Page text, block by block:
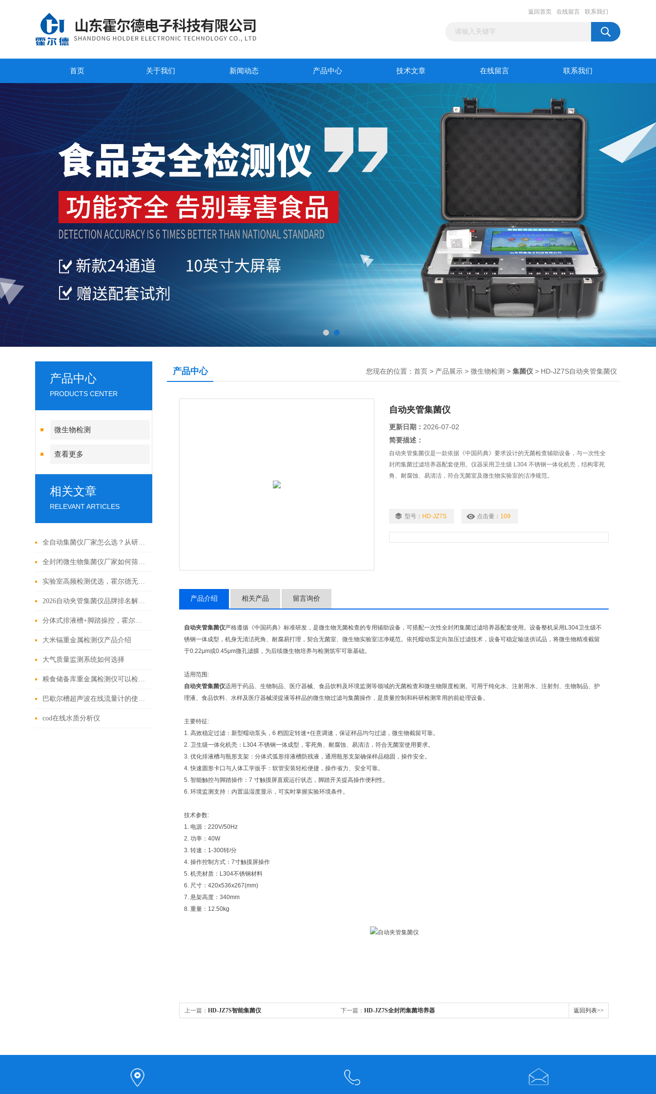
返回首页 在线留言 联系我们
首页 关于我们 新闻动态 产品中心 技术文章 在线留言 联系我们
产品中心
PRODUCTS CENTER
微生物检测
查看更多
相关文章
RELEVANT ARTICLES
全自动集菌仪厂家怎么选？从研发、性能、合规、售后详解霍尔德
全封闭微生物集菌仪厂家如何筛选？四大核心维度深度解析霍尔德优势
实验室高频检测优选，霍尔德无菌集菌仪洁净高效双优势测评
2026自动夹管集菌仪品牌排名解析：霍尔德四大核心竞争优势
分体式排液槽+脚踏操控，霍尔德智能集菌仪实操效率拉满
大米镉重金属检测仪产品介绍
大气质量监测系统如何选择
粮食储备库重金属检测仪可以检测什么
巴歇尔槽超声波在线流量计的使用步骤
cod在线水质分析仪
产品中心 您现在的位置： 首页 > 产品展示 > 微生物检测 > 集菌仪 > HD-JZ7S自动夹管集菌仪
自动夹管集菌仪
更新日期： 2026-07-02
简要描述：
自动夹管集菌仪是一款依据《中国药典》要求设计的无菌检查辅助设备，与一次性全
封闭集菌过滤培养器配套使用。仪器采用卫生级 L304 不锈钢一体化机壳，结构零死
角、耐腐蚀、易清洁，符合无菌室及微生物实验室的洁净规范。
型号： HD-JZ7S 点击量： 109
产品介绍 相关产品 留言询价
自动夹管集菌仪严格遵循《中国药典》标准研发，是微生物无菌检查的专用辅助设备，可搭配一次性全封闭集菌过滤培养器配套使用。设备整机采用L304卫生级不
锈钢一体成型，机身无清洁死角、耐腐易打理，契合无菌室、微生物实验室洁净规范。依托蠕动泵定向加压过滤技术，设备可稳定输送供试品，将微生物精准截留
于0.22μm或0.45μm微孔滤膜，为后续微生物培养与检测筑牢可靠基础。
适用范围:
自动夹管集菌仪适用于药品、生物制品、医疗器械、食品饮料及环境监测等领域的无菌检查和微生物限度检测。可用于纯化水、注射用水、注射剂、生物制品、护
理液、食品饮料、水样及医疗器械浸提液等样品的微生物过滤与集菌操作，是质量控制和科研检测常用的前处理设备。
主要特征:
1. 高效稳定过滤：新型蠕动泵头，6 档固定转速+任意调速，保证样品均匀过滤，微生物截留可靠。
2. 卫生级一体化机壳：L304 不锈钢一体成型，零死角、耐腐蚀、易清洁，符合无菌室使用要求。
3. 优化排液槽与瓶形支架：分体式弧形排液槽防残液，通用瓶形支架确保样品稳固，操作安全。
4. 快速圆形卡口与人体工学扳手：软管安装轻松便捷，操作省力、安全可靠。
5. 智能触控与脚踏操作：7 寸触摸屏直观运行状态，脚踏开关提高操作便利性。
6. 环境监测支持：内置温湿度显示，可实时掌握实验环境条件。
技术参数:
1. 电源：220V/50Hz
2. 功率：40W
3. 转速：1-300转/分
4. 操作控制方式：7寸触摸屏操作
5. 机壳材质：L304不锈钢材料
6. 尺寸：420x536x267(mm)
7. 悬架高度：340mm
8. 重量：12.50kg
上一篇： HD-JZ7S智能集菌仪 下一篇： HD-JZ7S全封闭集菌培养器 返回列表>>